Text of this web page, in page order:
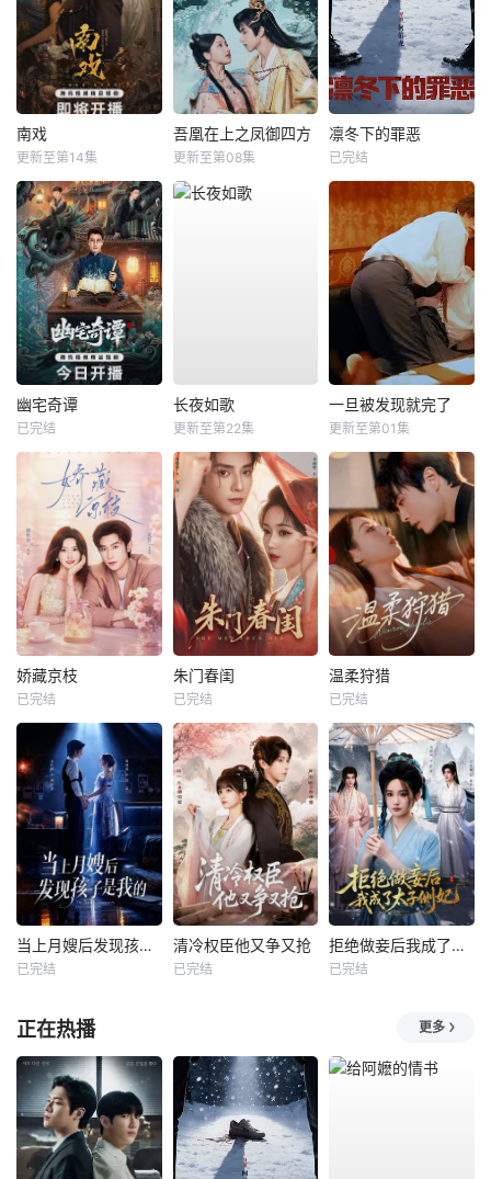
南戏
更新至第14集
吾凰在上之凤御四方
更新至第08集
凛冬下的罪恶
已完结
幽宅奇谭
已完结
长夜如歌
更新至第22集
一旦被发现就完了
更新至第01集
娇藏京枝
已完结
朱门春闺
已完结
温柔狩猎
已完结
当上月嫂后发现孩子是我的
已完结
清冷权臣他又争又抢
已完结
拒绝做妾后我成了太子侧妃
已完结
正在热播 更多